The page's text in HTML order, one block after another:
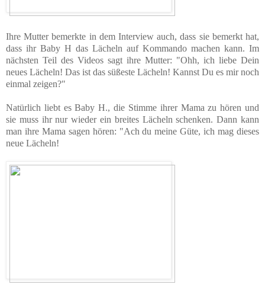
Ihre Mutter bemerkte in dem Interview auch, dass sie bemerkt hat,
dass ihr Baby H das Lächeln auf Kommando machen kann. Im
nächsten Teil des Videos sagt ihre Mutter: "Ohh, ich liebe Dein
neues Lächeln! Das ist das süßeste Lächeln! Kannst Du es mir noch
einmal zeigen?"
Natürlich liebt es Baby H., die Stimme ihrer Mama zu hören und
sie muss ihr nur wieder ein breites Lächeln schenken. Dann kann
man ihre Mama sagen hören: "Ach du meine Güte, ich mag dieses
neue Lächeln!